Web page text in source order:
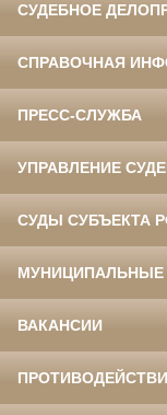
СУДЕБНОЕ
СПРАВОЧНАЯ
ПРЕСС-СЛУЖБА
УПРАВЛЕНИЕ
СУДЫ СУБЪЕКТА
МУНИЦИПАЛЬНЫЕ
ВАКАНСИИ